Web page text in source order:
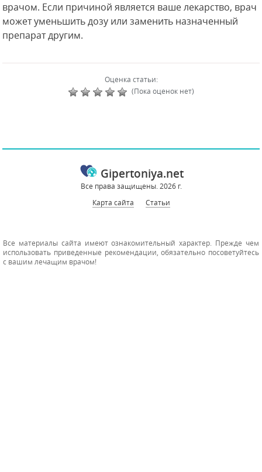
врачом. Если причиной является ваше лекарство, врач
может уменьшить дозу или заменить назначенный
препарат другим.
Оценка статьи:
(Пока оценок нет)
Gipertoniya.net
Все права защищены. 2026 г.
Карта сайта
Статьи
Все материалы сайта имеют ознакомительный характер. Прежде чем
использовать приведенные рекомендации, обязательно посоветуйтесь
с вашим лечащим врачом!